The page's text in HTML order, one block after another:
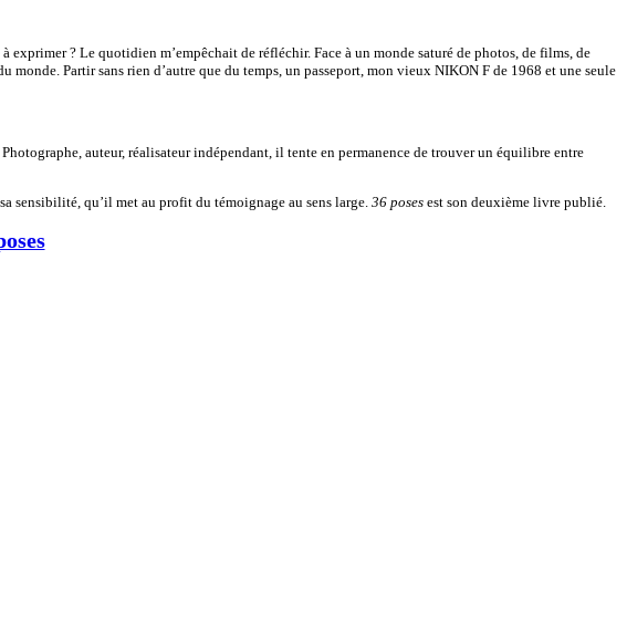
? Le quotidien m’empêchait de réfléchir. Face à un monde saturé de photos, de films, de
Partir sans rien d’autre que du temps, un passeport, mon vieux NIKON F de 1968 et une seule
auteur, réalisateur indépendant, il tente en permanence de trouver un équilibre entre
sensibilité, qu’il met au profit du témoignage au sens large. 36 poses est son deuxième livre publié.